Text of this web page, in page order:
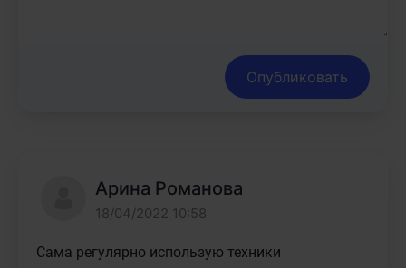
Опубликовать
Арина Романова
18/04/2022 10:58
Сама регулярно использую техники